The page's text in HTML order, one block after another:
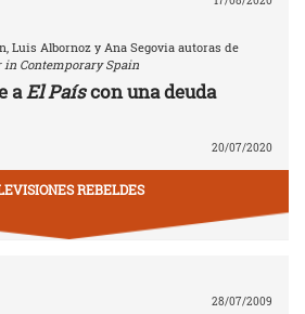
Luis Albornoz y Ana Segovia autoras de
in Contemporary Spain
aEl Paíscon una deuda
20/07/2020
REBELDES
28/07/2009